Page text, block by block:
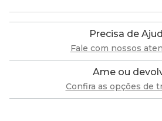
Precisa de
Fale com nossos
Ame ou
Confira as opções de